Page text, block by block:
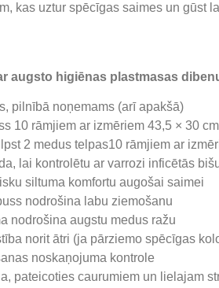
kas uztur spēcīgas saimes un gūst
augsto higiēnas plastmasas
pilnībā noņemams (arī apakšā)
10 rāmjiem ar izmēriem 43,5 × 30 cm
2 medus telpas10 rāmjiem ar
lai kontrolētu ar varrozi inficētās
siltuma komfortu augošai saimei
nodrošina labu ziemošanu
nodrošina augstu medus ražu
norit ātri (ja pārziemo spēcīgas
noskaņojuma kontrole
pateicoties caurumiem un lielajam